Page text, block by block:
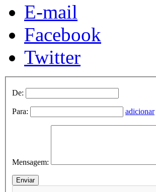
E-mail
Facebook
Twitter
De:
Para: adicionar
Mensagem: